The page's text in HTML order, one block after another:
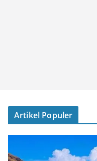
Artikel Populer